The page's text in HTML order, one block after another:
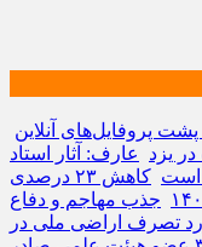
یزد
عارف: آثار استاد
است
کاهش ۲۳ درصدی
جذب مهاجم و دفاع
تصرف اراضی ملی در